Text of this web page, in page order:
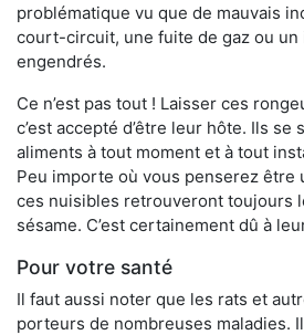
problématique vu que de mauvais
court-circuit, une fuite de gaz ou
engendrés.
Ce n’est pas tout ! Laisser ces
c’est accepté d’être leur hôte. Ils se
aliments à tout moment et à tout
Peu importe où vous penserez être
ces nuisibles retrouveront toujours
sésame. C’est certainement dû à
Pour votre santé
Il faut aussi noter que les rats et
porteurs de nombreuses maladies.